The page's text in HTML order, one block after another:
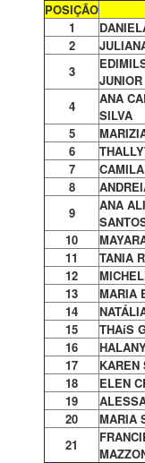
POSIÇÃO
1
2
3
JUNIOR
4
ANA
SILVA
5
6
7
8
9
ANA
10
11
TANIA
12
13
MARIA
14
15
THAíS
16
17
KAREN
18
ELEN
19
20
MARIA
21